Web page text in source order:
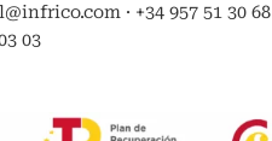
· +34 957 51 30 68
03